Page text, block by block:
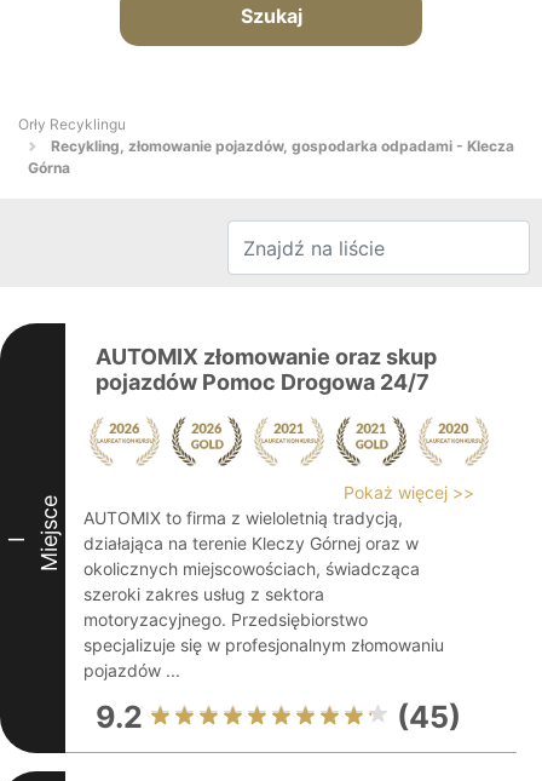
Szukaj
Orły Recyklingu
Recykling, złomowanie pojazdów, gospodarka odpadami - Klecza
Górna
I Miejsce
AUTOMIX złomowanie oraz skup
pojazdów Pomoc Drogowa 24/7
Pokaż więcej >>
AUTOMIX to firma z wieloletnią tradycją,
działająca na terenie Kleczy Górnej oraz w
okolicznych miejscowościach, świadcząca
szeroki zakres usług z sektora
motoryzacyjnego. Przedsiębiorstwo
specjalizuje się w profesjonalnym złomowaniu
pojazdów ...
9.2 (45)